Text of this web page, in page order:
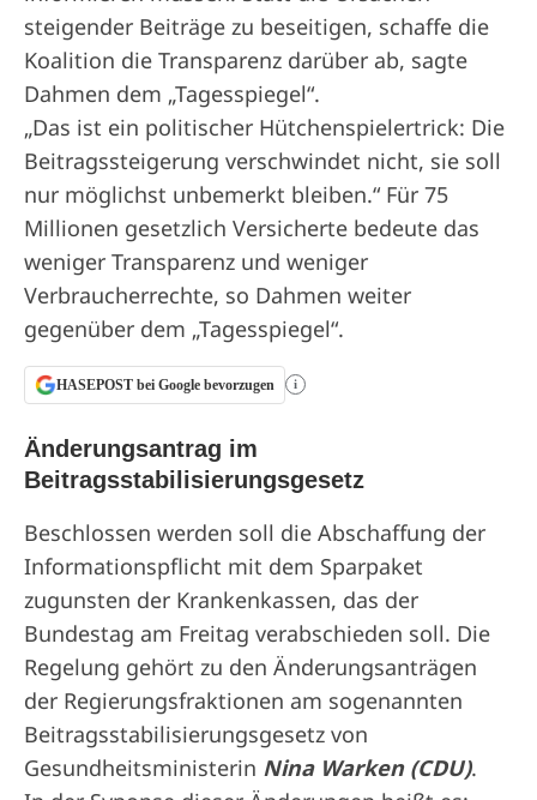
steigender Beiträge zu beseitigen, schaffe die
Koalition die Transparenz darüber ab, sagte
Dahmen dem „Tagesspiegel“.
„Das ist ein politischer Hütchenspielertrick: Die
Beitragssteigerung verschwindet nicht, sie soll
nur möglichst unbemerkt bleiben.“ Für 75
Millionen gesetzlich Versicherte bedeute das
weniger Transparenz und weniger
Verbraucherrechte, so Dahmen weiter
gegenüber dem „Tagesspiegel“.
HASEPOST bei Google bevorzugen i
Änderungsantrag im
Beitragsstabilisierungsgesetz
Beschlossen werden soll die Abschaffung der
Informationspflicht mit dem Sparpaket
zugunsten der Krankenkassen, das der
Bundestag am Freitag verabschieden soll. Die
Regelung gehört zu den Änderungsanträgen
der Regierungsfraktionen am sogenannten
Beitragsstabilisierungsgesetz von
Gesundheitsministerin Nina Warken (CDU).